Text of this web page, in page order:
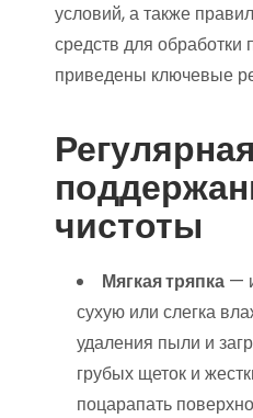
условий, а также
средств для
приведены ключевые
чистоты
Мягкая тряпка —
сухую или слегка
удаления пыли и
грубых щеток и
поцарапать